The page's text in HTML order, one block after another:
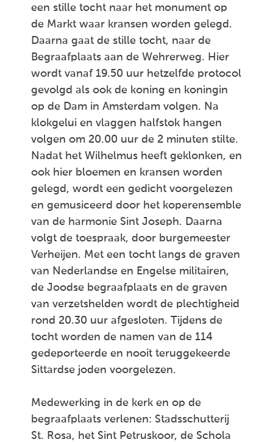
een stille tocht naar het monument op
de Markt waar kransen worden gelegd.
Daarna gaat de stille tocht, naar de
Begraafplaats aan de Wehrerweg. Hier
wordt vanaf 19.50 uur hetzelfde protocol
gevolgd als ook de koning en koningin
op de Dam in Amsterdam volgen. Na
klokgelui en vlaggen halfstok hangen
volgen om 20.00 uur de 2 minuten stilte.
Nadat het Wilhelmus heeft geklonken, en
ook hier bloemen en kransen worden
gelegd, wordt een gedicht voorgelezen
en gemusiceerd door het koperensemble
van de harmonie Sint Joseph. Daarna
volgt de toespraak, door burgemeester
Verheijen. Met een tocht langs de graven
van Nederlandse en Engelse militairen,
de Joodse begraafplaats en de graven
van verzetshelden wordt de plechtigheid
rond 20.30 uur afgesloten. Tijdens de
tocht worden de namen van de 114
gedeporteerde en nooit teruggekeerde
Sittardse joden voorgelezen.
Medewerking in de kerk en op de
begraafplaats verlenen: Stadsschutterij
St. Rosa, het Sint Petruskoor, de Schola